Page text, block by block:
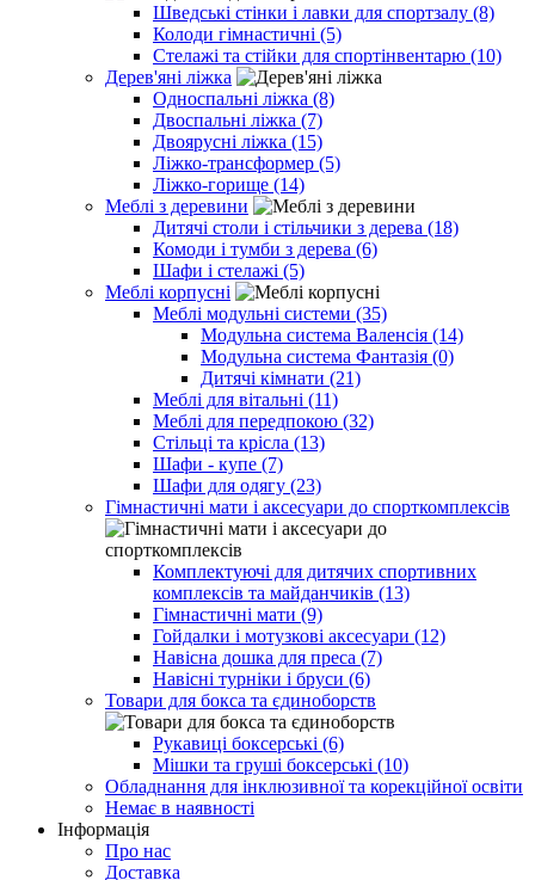
Шведські стінки і лавки для спортзалу (8)
Колоди гімнастичні (5)
Стелажі та стійки для спортінвентарю (10)
Дерев'яні ліжка
Односпальні ліжка (8)
Двоспальні ліжка (7)
Двоярусні ліжка (15)
Ліжко-трансформер (5)
Ліжко-горище (14)
Меблі з деревини
Дитячі столи і стільчики з дерева (18)
Комоди і тумби з дерева (6)
Шафи і стелажі (5)
Меблі корпусні
Меблі модульні системи (35)
Модульна система Валенсія (14)
Модульна система Фантазія (0)
Дитячі кімнати (21)
Меблі для вітальні (11)
Меблі для передпокою (32)
Стільці та крісла (13)
Шафи - купе (7)
Шафи для одягу (23)
Гімнастичні мати і аксесуари до спорткомплексів
Комплектуючі для дитячих спортивних
комплексів та майданчиків (13)
Гімнастичні мати (9)
Гойдалки і мотузкові аксесуари (12)
Навісна дошка для преса (7)
Навісні турніки і бруси (6)
Товари для бокса та єдиноборств
Рукавиці боксерські (6)
Мішки та груші боксерські (10)
Обладнання для інклюзивної та корекційної освіти
Немає в наявності
Інформація
Про нас
Доставка